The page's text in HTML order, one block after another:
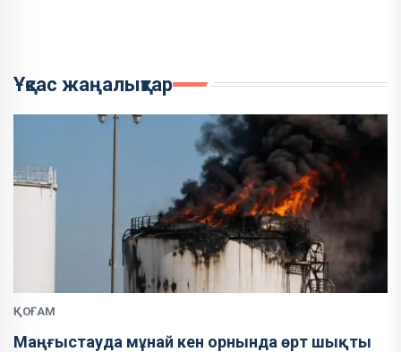
Ұқсас жаңалықтар
ҚОҒАМ
Маңғыстауда мұнай кен орнында өрт шықты